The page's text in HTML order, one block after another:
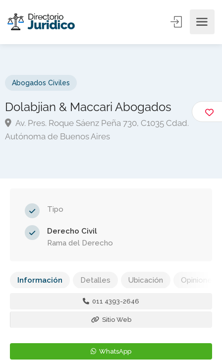
Abogados Civiles
Dolabjian & Maccari Abogados
Av. Pres. Roque Sáenz Peña 730, C1035 Cdad.
Autónoma de Buenos Aires
Tipo
Derecho Civil
Rama del Derecho
Información Detalles Ubicación Opiniones
011 4393-2646
Sitio Web
WhatsApp